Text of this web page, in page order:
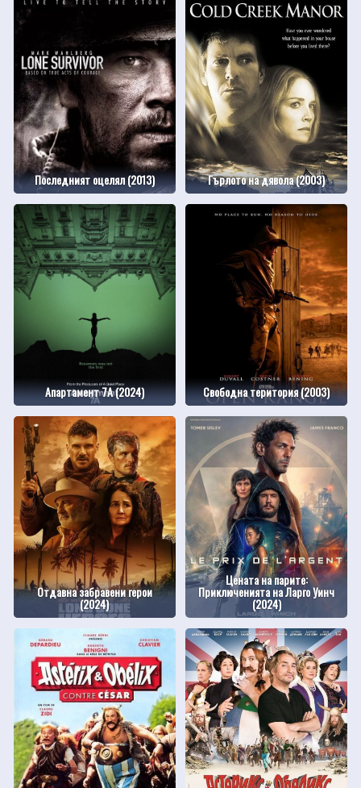
Последният оцелял (2013) Гърлото на дявола (2003)
Апартамент 7А (2024) Свободна територия (2003)
Отдавна забравени герои
(2024)
Цената на парите:
Приключенията на Ларго Уинч
(2024)